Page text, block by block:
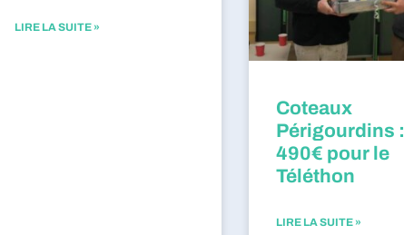
LIRE LA SUITE »
Coteaux
Périgourdins :
490€ pour le
Téléthon
LIRE LA SUITE »